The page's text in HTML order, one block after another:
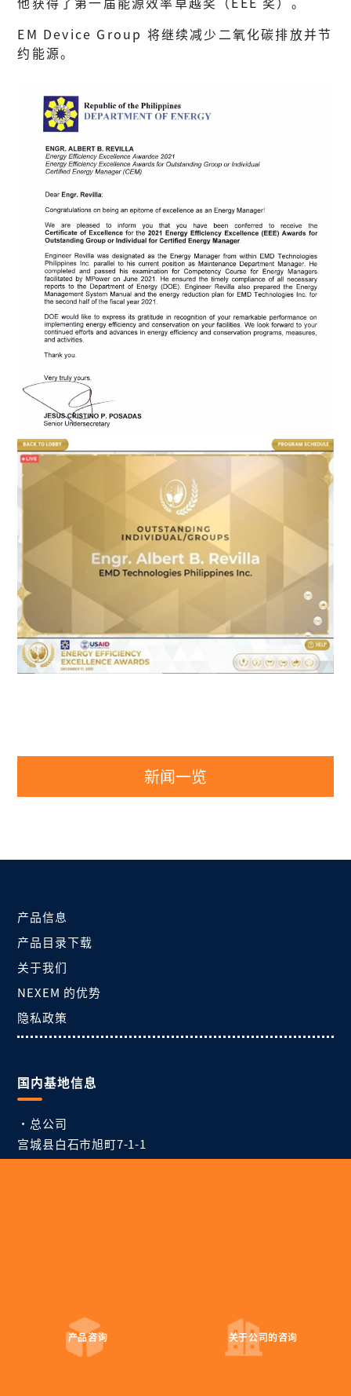
EM Device Group 将继续减少二氧化碳排放并节
约能源。
新闻一览
产品咨询 关于公司的咨询
产品信息
产品目录下载
关于我们
NEXEM 的优势
隐私政策
国内基地信息
・总公司
宫城县白石市旭町7-1-1
tel:+81-224-26-6406